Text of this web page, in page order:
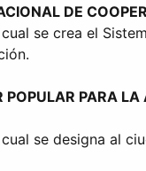
DE
se crea el
POPULAR PARA
se designa al